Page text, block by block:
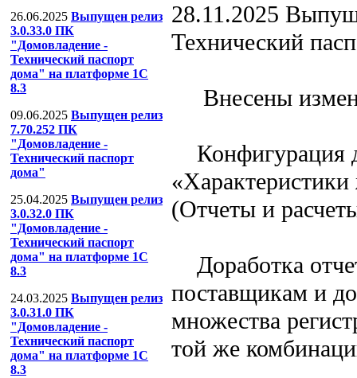
26.06.2025 Выпущен релиз
3.0.33.0 ПК
"Домовладение -
Технический паспорт
дома" на платформе 1С
8.3
09.06.2025 Выпущен релиз
7.70.252 ПК
"Домовладение -
Технический паспорт
дома"
25.04.2025 Выпущен релиз
3.0.32.0 ПК
"Домовладение -
Технический паспорт
дома" на платформе 1С
8.3
24.03.2025 Выпущен релиз
3.0.31.0 ПК
"Домовладение -
Технический паспорт
дома" на платформе 1С
8.3
28.11.2025
Технический
Внесены
Конфигурация
(Отчеты и
Доработка
поставщикам и
множества
той же